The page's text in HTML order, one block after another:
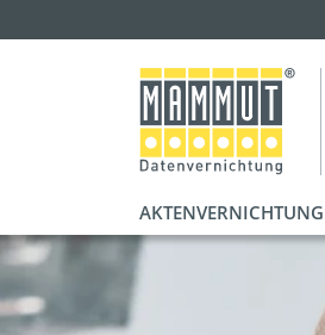
AKTENVERNICHTUNG